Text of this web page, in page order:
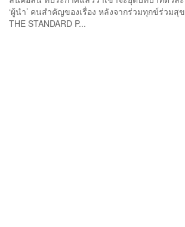
‘ผู้นำ’ คนสำคัญของเรื่อง หลังจากร่วมทุกข์ร่วม
THE STANDARD P...